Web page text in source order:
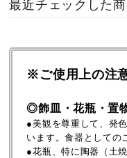
最近チェックした
※ご使用上の注
◎飾皿・花瓶・置
●美観を尊重して、発
います。食器としての
●花瓶、特に陶器（土